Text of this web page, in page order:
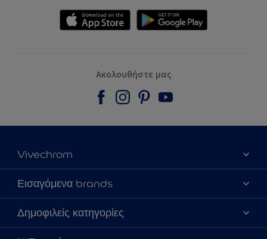
Ακολουθήστε μας
Vivechrom
Εύρεση Καταστήματος
Επικοινωνία
Τα νέα μας
Εισαγόμενα brands
Dulux Trade
Hammerite
Δημοφιλείς κατηγορίες
Το Χρώμα της Χρονιάς 2020